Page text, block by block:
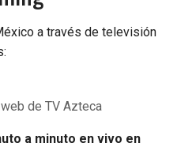
a través de televisión
de TV Azteca
a minuto en vivo en